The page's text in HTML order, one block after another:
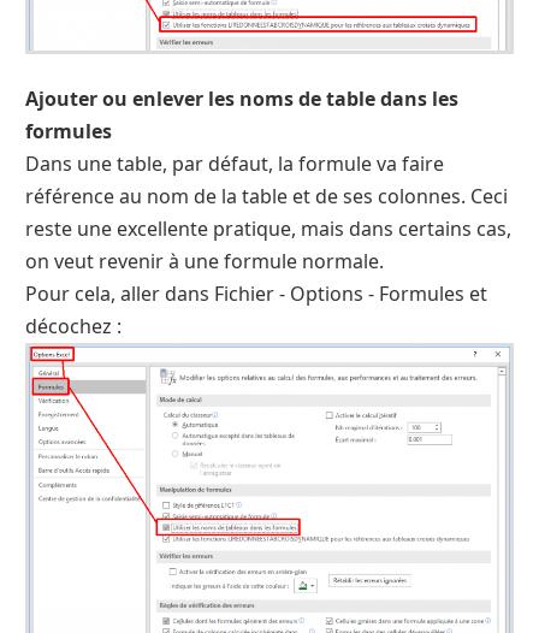
Ajouter ou enlever les noms de table dans les
formules
Dans une table, par défaut, la formule va faire
référence au nom de la table et de ses colonnes. Ceci
reste une excellente pratique, mais dans certains cas,
on veut revenir à une formule normale.
Pour cela, aller dans Fichier - Options - Formules et
décochez :